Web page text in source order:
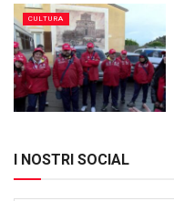
CULTURA
I NOSTRI SOCIAL